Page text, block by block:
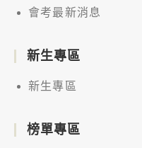
會考最新消息
新生專區
新生專區
榜單專區